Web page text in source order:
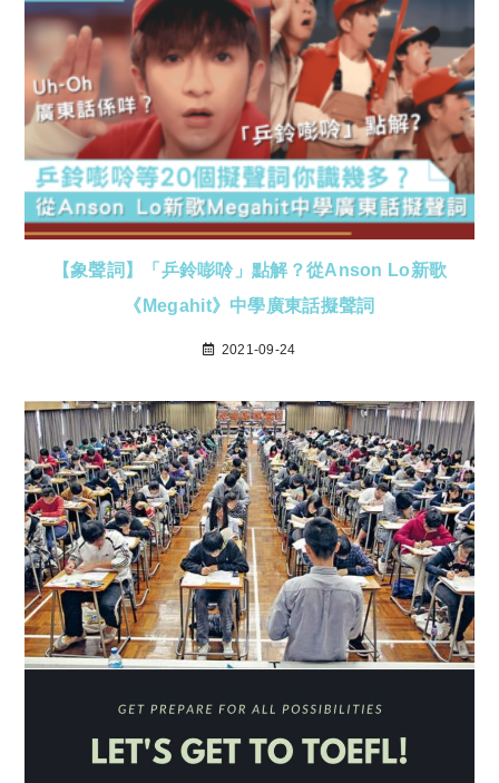
【象聲詞】「乒鈴嘭唥」點解？從Anson Lo新歌
《Megahit》中學廣東話擬聲詞
2021-09-24